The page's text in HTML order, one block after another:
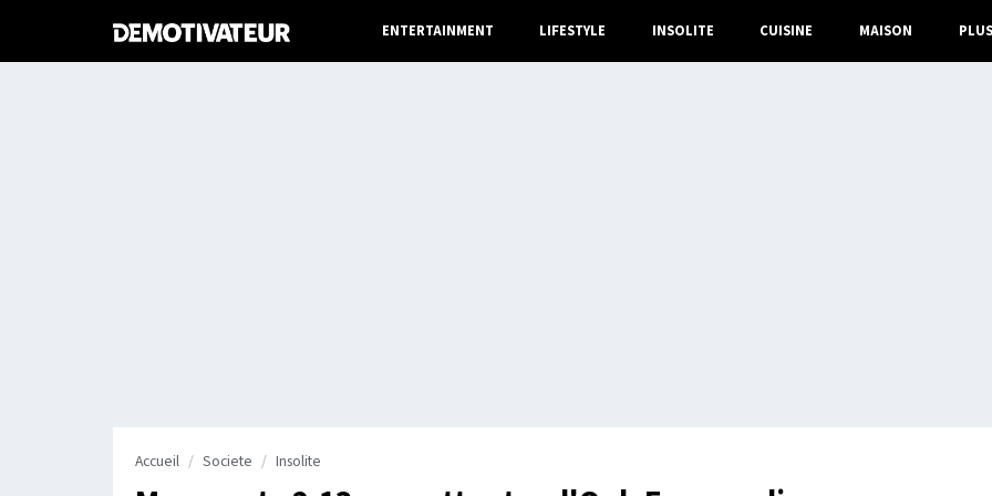
ENTERTAINMENT LIFESTYLE INSOLITE CUISINE MAISON PLUS
Accueil Societe Insolite